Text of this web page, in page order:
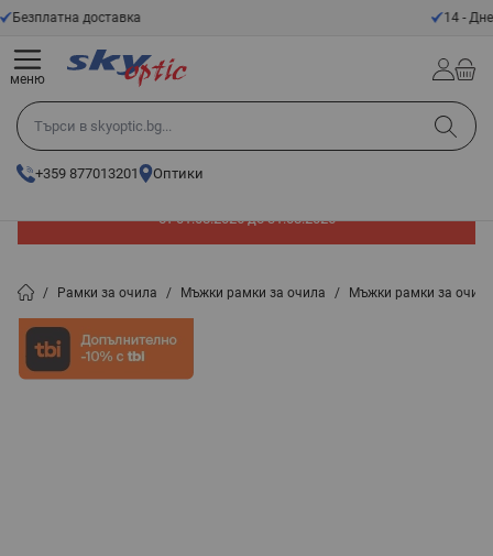
Прескачане към съдържанието
Търси в skyoptic.bg...
+359 877013201 Оптики
меню
от 01.08.2026 до 31.08.2026
/ Рамки за очила / Мъжки рамки за очила / Мъжки рамки за очила